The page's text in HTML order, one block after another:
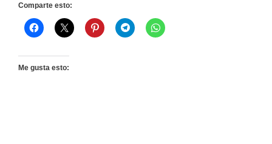
Comparte esto:
Me gusta esto: